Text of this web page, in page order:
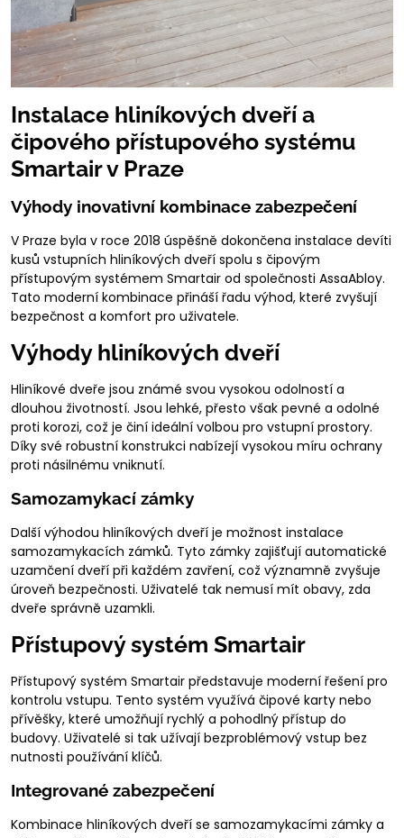
Instalace hliníkových dveří a
čipového přístupového systému
Smartair v Praze
Výhody inovativní kombinace zabezpečení
V Praze byla v roce 2018 úspěšně dokončena instalace devíti
kusů vstupních hliníkových dveří spolu s čipovým
přístupovým systémem Smartair od společnosti AssaAbloy.
Tato moderní kombinace přináší řadu výhod, které zvyšují
bezpečnost a komfort pro uživatele.
Výhody hliníkových dveří
Hliníkové dveře jsou známé svou vysokou odolností a
dlouhou životností. Jsou lehké, přesto však pevné a odolné
proti korozi, což je činí ideální volbou pro vstupní prostory.
Díky své robustní konstrukci nabízejí vysokou míru ochrany
proti násilnému vniknutí.
Samozamykací zámky
Další výhodou hliníkových dveří je možnost instalace
samozamykacích zámků. Tyto zámky zajišťují automatické
uzamčení dveří při každém zavření, což významně zvyšuje
úroveň bezpečnosti. Uživatelé tak nemusí mít obavy, zda
dveře správně uzamkli.
Přístupový systém Smartair
Přístupový systém Smartair představuje moderní řešení pro
kontrolu vstupu. Tento systém využívá čipové karty nebo
přívěšky, které umožňují rychlý a pohodlný přístup do
budovy. Uživatelé si tak užívají bezproblémový vstup bez
nutnosti používání klíčů.
Integrované zabezpečení
Kombinace hliníkových dveří se samozamykacími zámky a